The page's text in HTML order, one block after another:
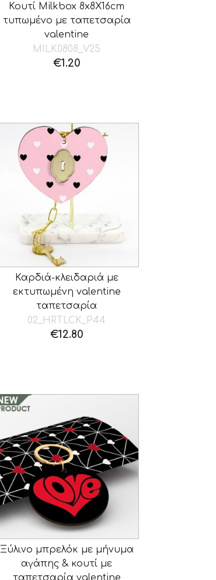
Κουτί Milkbox 8x8X16cm
τυπωμένο με ταπετσαρία
valentine
MILK0808_V25
€1.20
Καρδιά-κλειδαριά με
εκτυπωμένη valentine
ταπετσαρία
02_HRTLCK_P44
€12.80
Ξύλινο μπρελόκ με μήνυμα
αγάπης & κουτί με
ταπετσαρία valentine